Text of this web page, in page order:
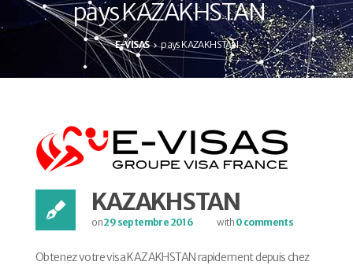
pays KAZAKHSTAN
E-VISAS pays KAZAKHSTAN
KAZAKHSTAN
on29 septembre 2016 with 0 comments
Obtenez votre visa KAZAKHSTAN rapidement depuis chez